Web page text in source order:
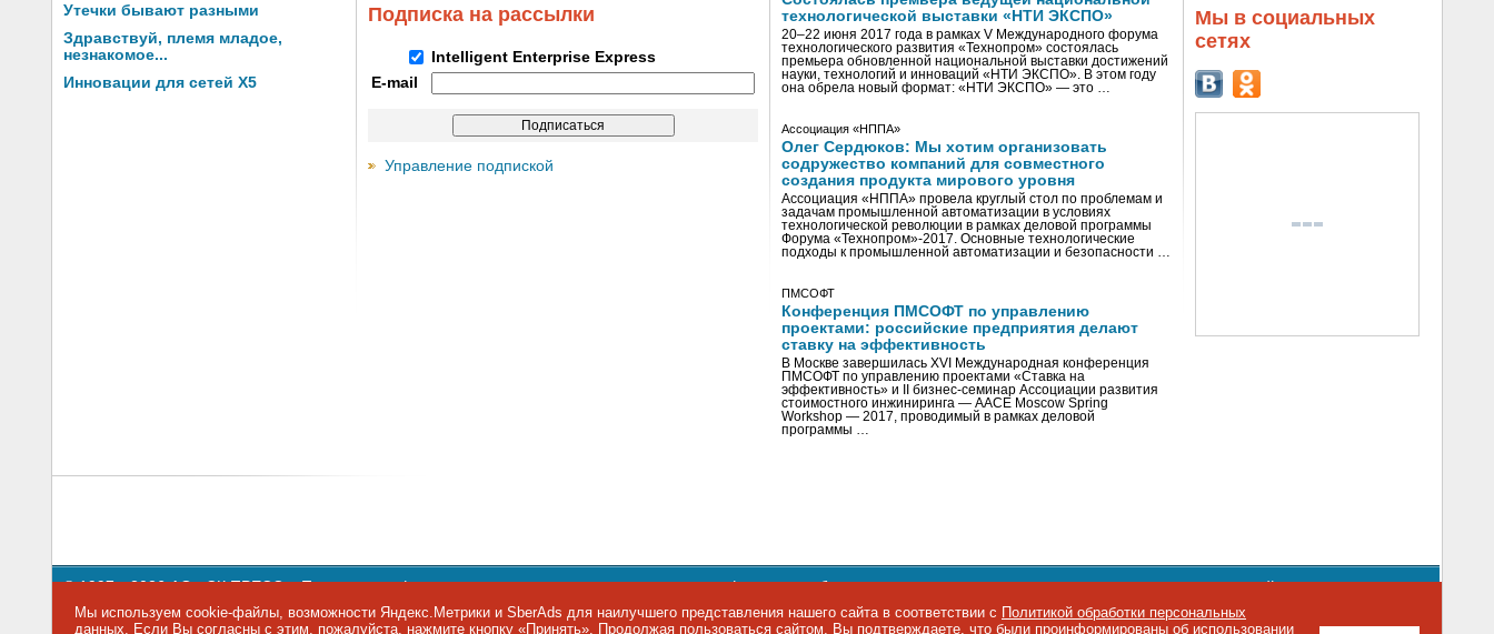
Утечки бывают разными
Здравствуй, племя младое,
незнакомое...
Инновации для сетей X5
Подписка на рассылки
Intelligent Enterprise Express
E-mail
Управление подпиской
технологической выставки «НТИ ЭКСПО»
20–22 июня 2017 года в рамках V Международного форума
технологического развития «Технопром» состоялась
премьера обновленной национальной выставки достижений
науки, технологий и инноваций «НТИ ЭКСПО». В этом году
она обрела новый формат: «НТИ ЭКСПО» — это …
Ассоциация «НППА»
Олег Сердюков: Мы хотим организовать
содружество компаний для совместного
создания продукта мирового уровня
Ассоциация «НППА» провела круглый стол по проблемам и
задачам промышленной автоматизации в условиях
технологической революции в рамках деловой программы
Форума «Технопром»-2017. Основные технологические
подходы к промышленной автоматизации и безопасности …
ПМСОФТ
Конференция ПМСОФТ по управлению
проектами: российские предприятия делают
ставку на эффективность
В Москве завершилась XVI Международная конференция
ПМСОФТ по управлению проектами «Ставка на
эффективность» и II бизнес-семинар Ассоциации развития
стоимостного инжиниринга — AACE Moscow Spring
Workshop — 2017, проводимый в рамках деловой
программы …
Мы в социальных
сетях
© 1997—2026 АО «СК ПРЕСС».Политика конфиденциальности персональных данных,информация об авторских правах и порядке использования материалов сайта
109147 г. Москва, ул. Марксистская, 34, строение 10. Телефон: +7 495 974-22-60. Факс: +7 495 974-22-63. E-mail:
siteeditor@iemag.ru
Мы используем cookie-файлы, возможности Яндекс.Метрики и SberAds для наилучшего представления нашего сайта в соответствии с Политикой обработки персональных
данных. Если Вы согласны с этим, пожалуйста, нажмите кнопку «Принять». Продолжая пользоваться сайтом, Вы подтверждаете, что были проинформированы об использовании